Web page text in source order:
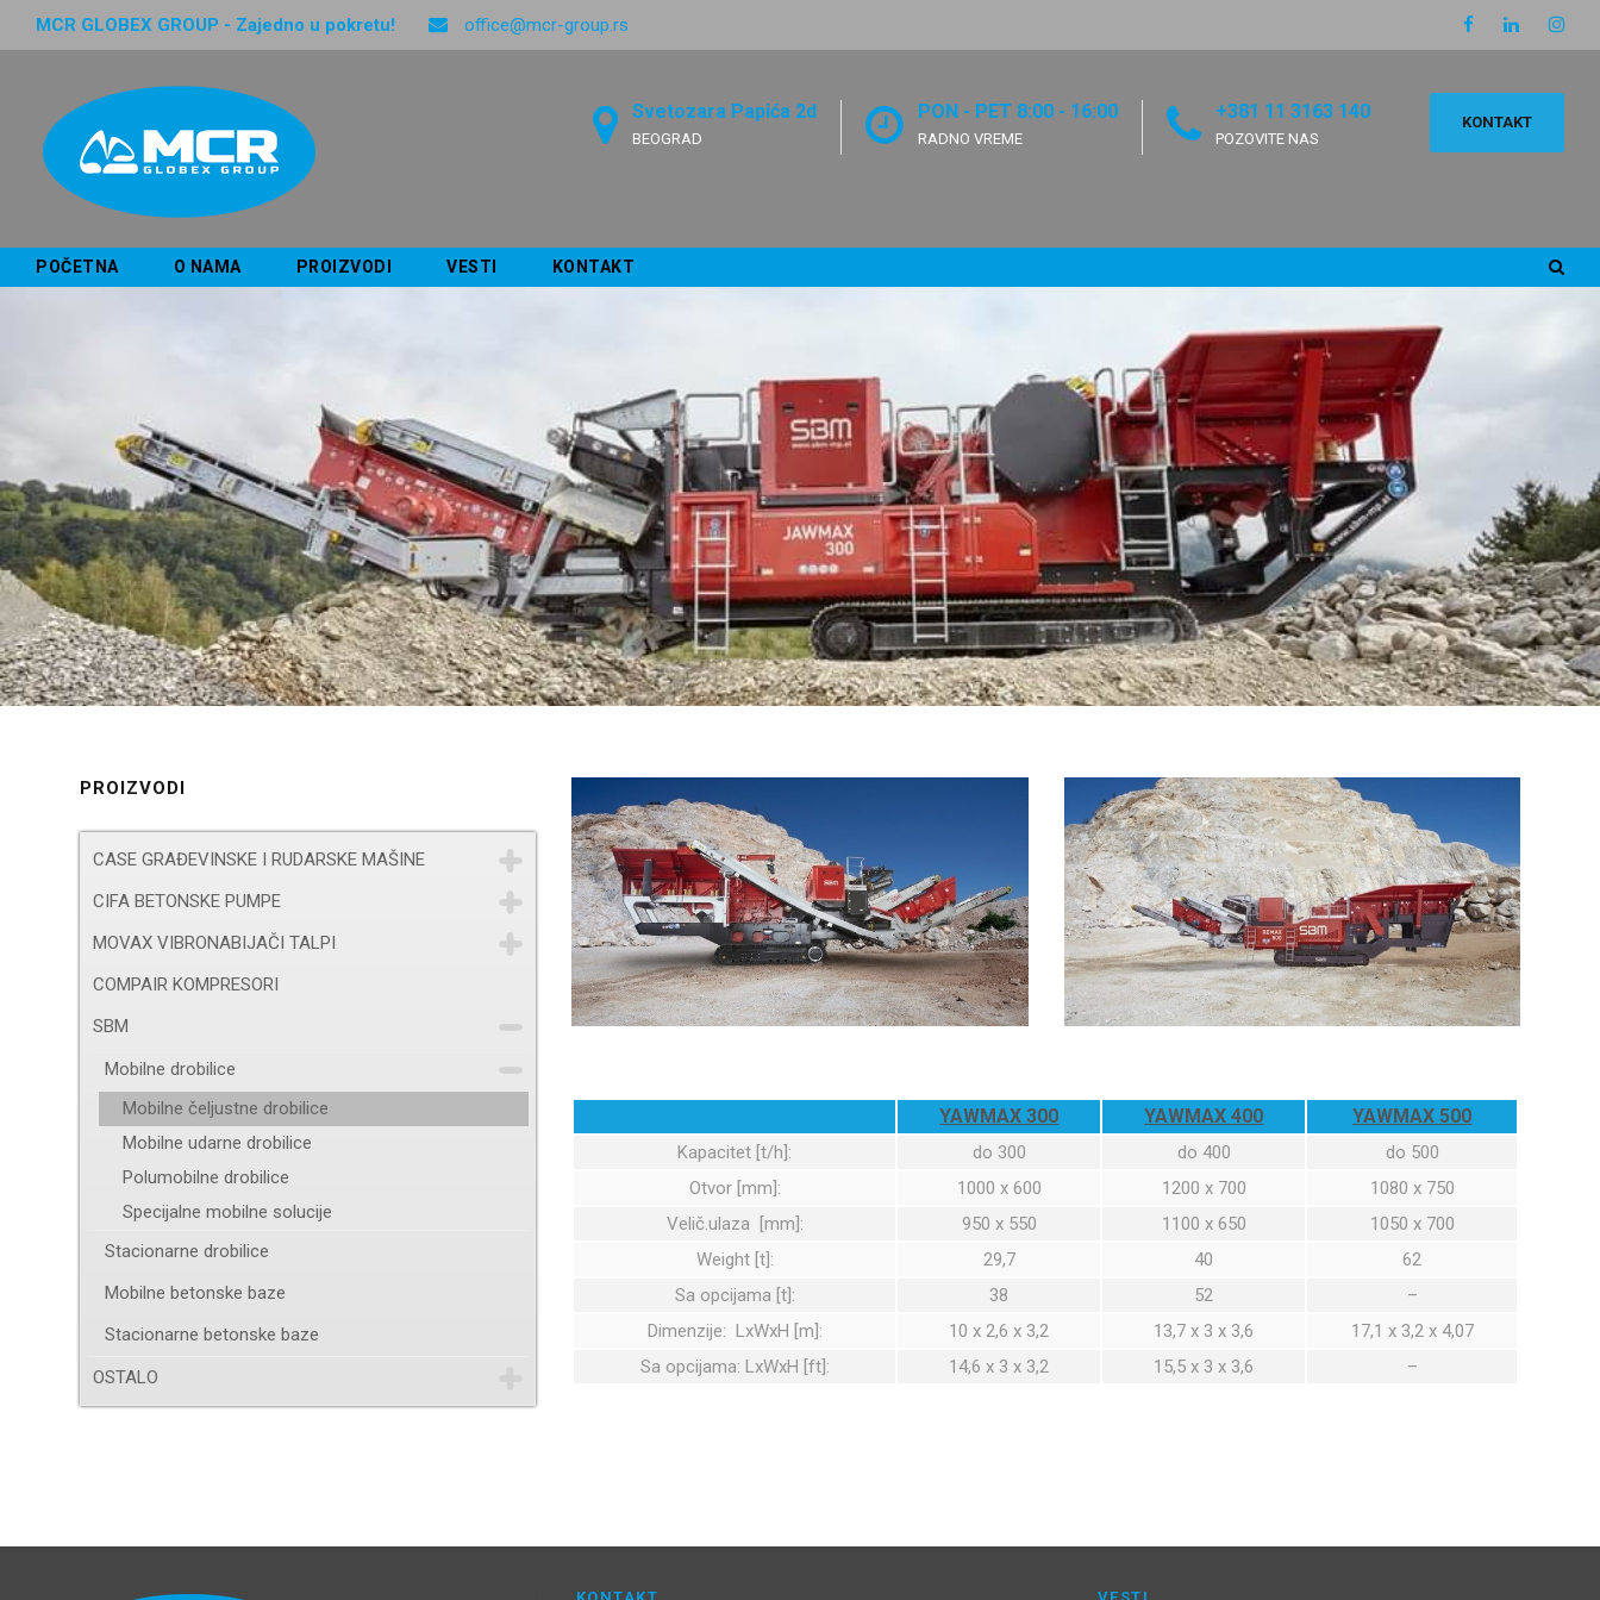
MCR GLOBEX GROUP - Zajedno u pokretu! office@mcr-group.rs
Svetozara Papića 2d
BEOGRAD
PON - PET 8:00 - 16:00
RADNO VREME
+381 11 3163 140
POZOVITE NAS
KONTAKT
POČETNA O NAMA PROIZVODI VESTI KONTAKT
YAWMAX 300 YAWMAX 400 YAWMAX 500
Kapacitet [t/h]: do 300 do 400
do 500
Otvor [mm]:
1000 x 600 1200 x 700
1080 x 750
Velič.ulaza [mm]:
950 x 550 1100 x 650
1050 x 700
Weight [t]:
29,7 40
62
Sa opcijama [t]:
38 52
–
Dimenzije: LxWxH [m]:
10 x 2,6 x 3,2 13,7 x 3 x 3,6
17,1 x 3,2 x 4,07
Sa opcijama: LxWxH [ft]:
14,6 x 3 x 3,2 15,5 x 3 x 3,6 –
PROIZVODI
CASE GRAĐEVINSKE I RUDARSKE MAŠINE
CIFA BETONSKE PUMPE
MOVAX VIBRONABIJAČI TALPI
COMPAIR KOMPRESORI
SBM
Mobilne drobilice
Mobilne čeljustne drobilice
Mobilne udarne drobilice
Polumobilne drobilice
Specijalne mobilne solucije
Stacionarne drobilice
Mobilne betonske baze
Stacionarne betonske baze
OSTALO